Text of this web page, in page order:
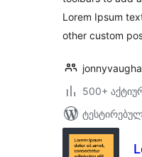
Lorem Ipsum
other custom
500+